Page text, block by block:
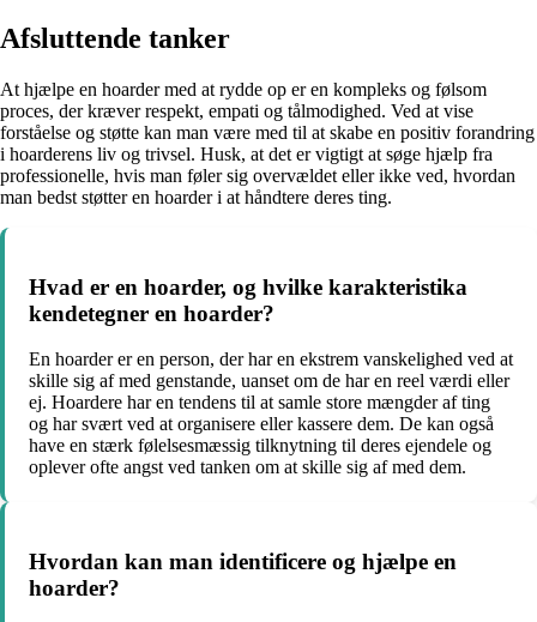
Afsluttende tanker
At hjælpe en hoarder med at rydde op er en kompleks og følsom
proces, der kræver respekt, empati og tålmodighed. Ved at vise
forståelse og støtte kan man være med til at skabe en positiv forandring
i hoarderens liv og trivsel. Husk, at det er vigtigt at søge hjælp fra
professionelle, hvis man føler sig overvældet eller ikke ved, hvordan
man bedst støtter en hoarder i at håndtere deres ting.
Hvad er en hoarder, og hvilke karakteristika
kendetegner en hoarder?
En hoarder er en person, der har en ekstrem vanskelighed ved at
skille sig af med genstande, uanset om de har en reel værdi eller
ej. Hoardere har en tendens til at samle store mængder af ting
og har svært ved at organisere eller kassere dem. De kan også
have en stærk følelsesmæssig tilknytning til deres ejendele og
oplever ofte angst ved tanken om at skille sig af med dem.
Hvordan kan man identificere og hjælpe en
hoarder?